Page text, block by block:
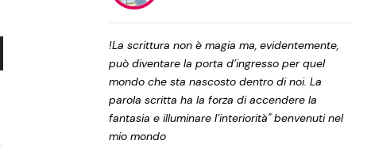
Privacy Policy
!La scrittura non è magia ma, evidentemente,
può diventare la porta d’ingresso per quel
mondo che sta nascosto dentro di noi. La
parola scritta ha la forza di accendere la
fantasia e illuminare l’interiorità" benvenuti nel
mio mondo